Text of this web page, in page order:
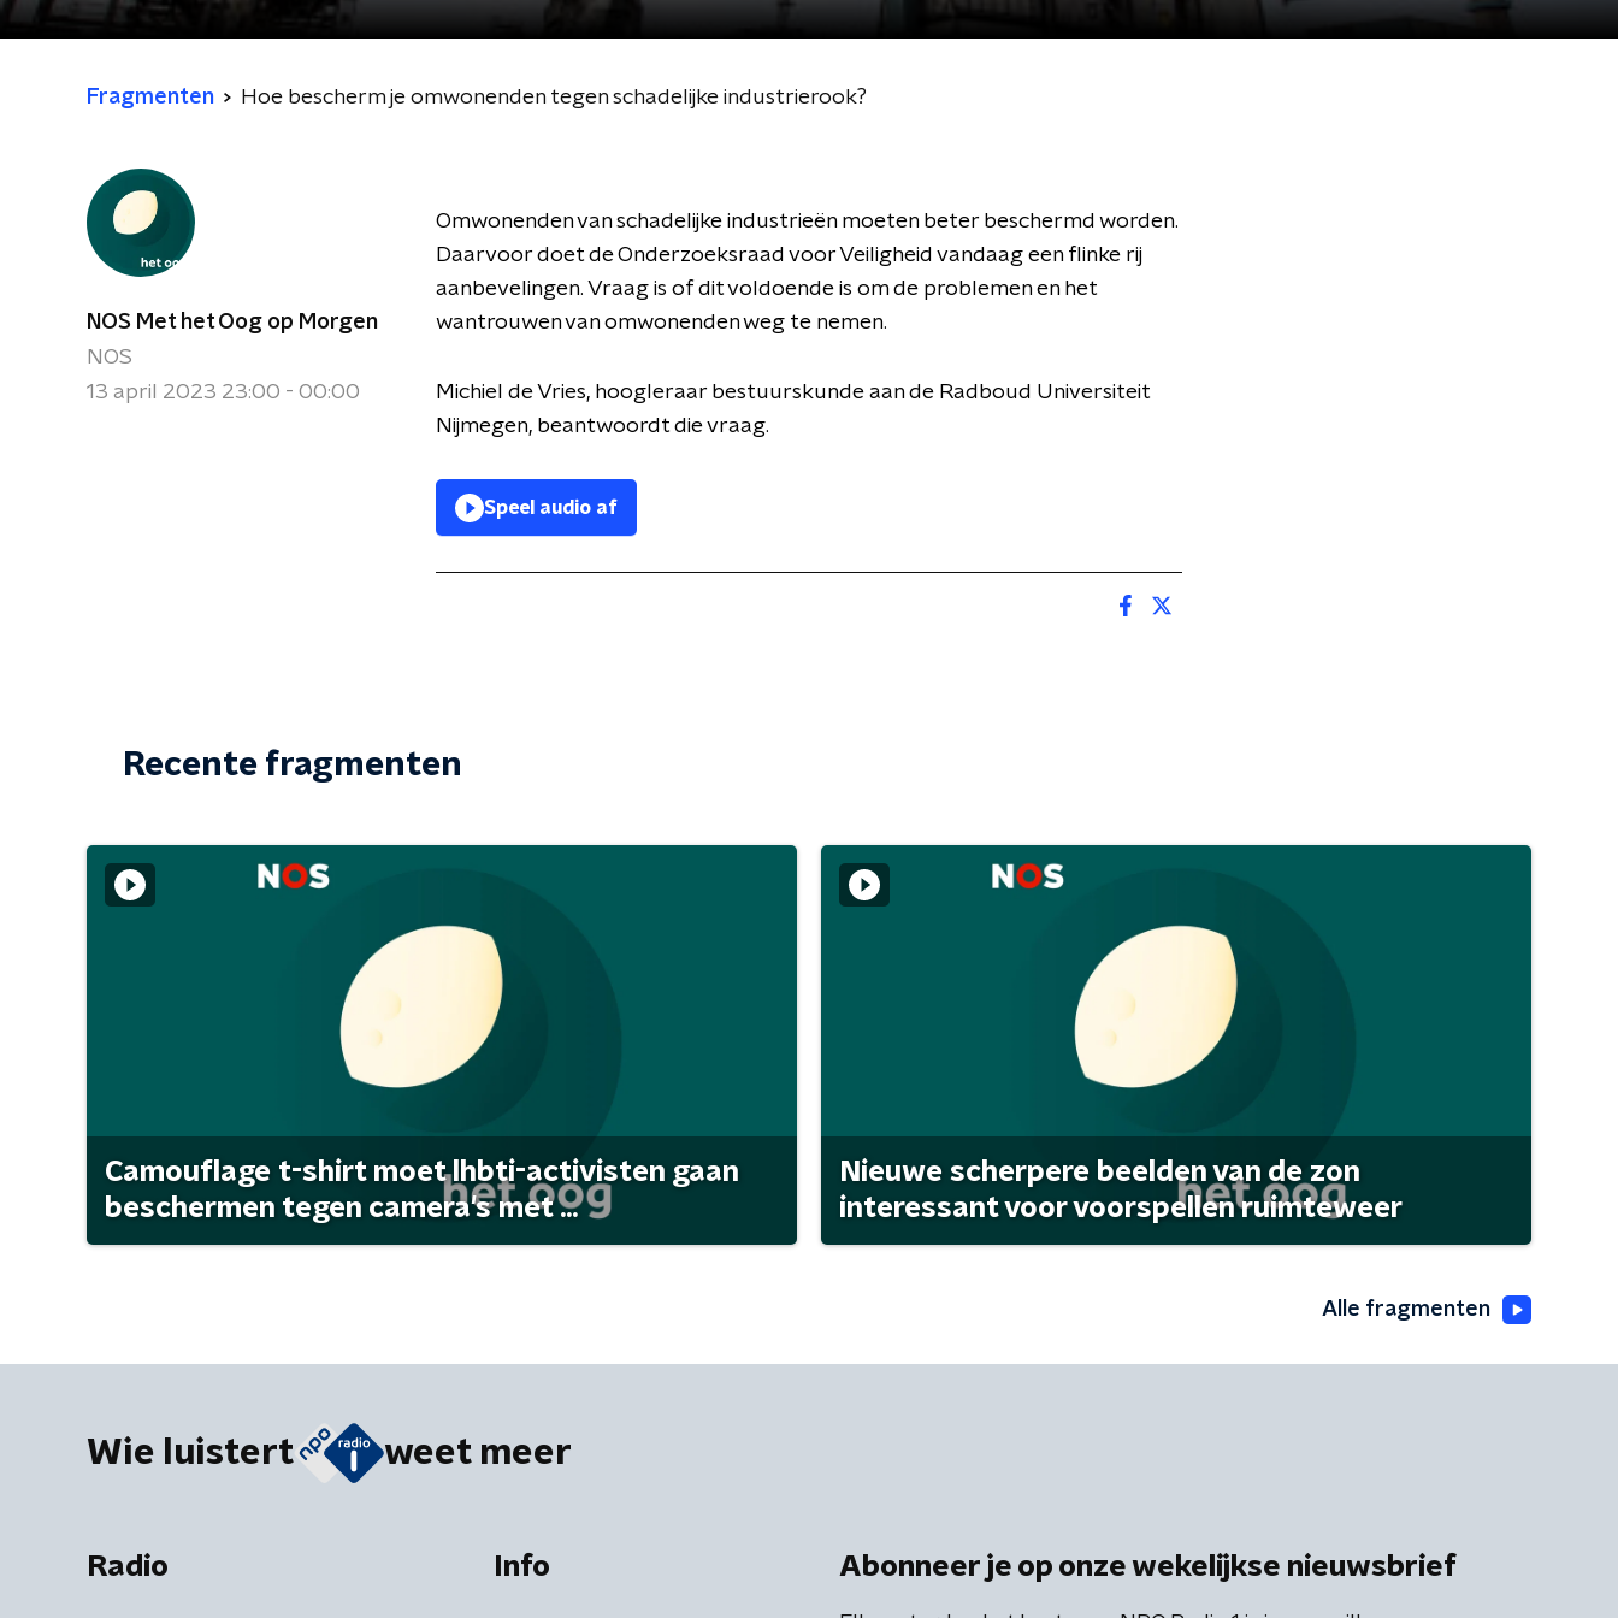
Fragmenten Hoe bescherm je omwonenden tegen schadelijke industrierook?
NOS Met het Oog op Morgen
NOS
13 april 2023 23:00 - 00:00
Omwonenden van schadelijke industrieën moeten beter beschermd worden.
Daarvoor doet de Onderzoeksraad voor Veiligheid vandaag een flinke rij
aanbevelingen. Vraag is of dit voldoende is om de problemen en het
wantrouwen van omwonenden weg te nemen.
Michiel de Vries, hoogleraar bestuurskunde aan de Radboud Universiteit
Nijmegen, beantwoordt die vraag.
Speel audio af
Recente fragmenten
Camouflage t-shirt moet lhbti-activisten gaan
beschermen tegen camera's met ...
Nieuwe scherpere beelden van de zon
interessant voor voorspellen ruimteweer
Alle fragmenten
Wie luistert weet meer
Radio Info Abonneer je op onze wekelijkse nieuwsbrief